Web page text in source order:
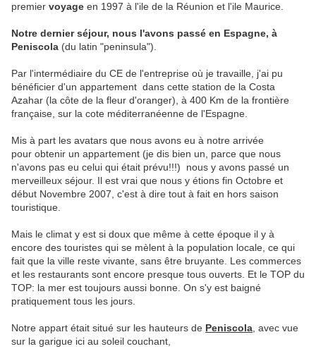
premier voyage en 1997 à l'ile de la Réunion et l'ile Maurice.
Notre dernier séjour, nous l'avons passé en Espagne, à
Peniscola (du latin "peninsula").
Par l'intermédiaire du CE de l'entreprise où je travaille, j'ai pu
bénéficier d'un appartement dans cette station de la Costa
Azahar (la côte de la fleur d'oranger), à 400 Km de la frontière
française, sur la cote méditerranéenne de l'Espagne.
Mis à part les avatars que nous avons eu à notre arrivée
pour obtenir un appartement (je dis bien un, parce que nous
n'avons pas eu celui qui était prévu!!!) nous y avons passé un
merveilleux séjour. Il est vrai que nous y étions fin Octobre et
début Novembre 2007, c'est à dire tout à fait en hors saison
touristique.
Mais le climat y est si doux que même à cette époque il y à
encore des touristes qui se mèlent à la population locale, ce qui
fait que la ville reste vivante, sans être bruyante. Les commerces
et les restaurants sont encore presque tous ouverts. Et le TOP du
TOP: la mer est toujours aussi bonne. On s'y est baigné
pratiquement tous les jours.
Notre appart était situé sur les hauteurs de Peniscola , avec vue
sur la garigue ici au soleil couchant,